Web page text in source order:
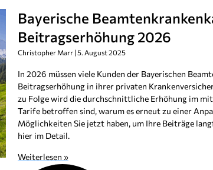
Bayerische
Beitragserhöhung 2026
Christopher Marr 5. August 2025
In 2026 müssen viele Kunden der Bayerischen
Beitragserhöhung in ihrer privaten
zu Folge wird die durchschnittliche Erhöhung im
Tarife betroffen sind, warum es erneut zu einer
Möglichkeiten Sie jetzt haben, um Ihre Beiträge
hier im Detail.
Weiterlesen »